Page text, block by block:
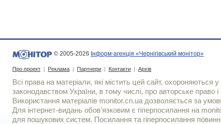
© 2005-2026 Інформ-агенція «Чернігівський монітор»
Про проект | Реклама | Партнери | Контакти | Архів
Всі права на матеріали, які містить цей сайт, охороняються у
законодавством України, в тому числі, про авторське право і
Використання матерiалiв monitor.cn.ua дозволяється за
Для iнтернет-видань обов'язковим є гiперпосилання на
для пошукових систем. Посилання та гіперпосилання